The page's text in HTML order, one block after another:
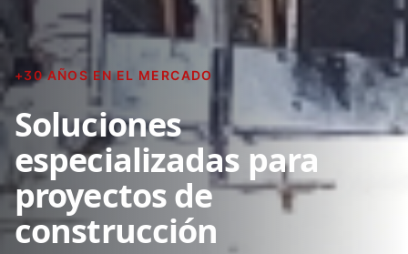
+30 AÑOS EN EL MERCADO
Soluciones
especializadas para
proyectos de
construcción